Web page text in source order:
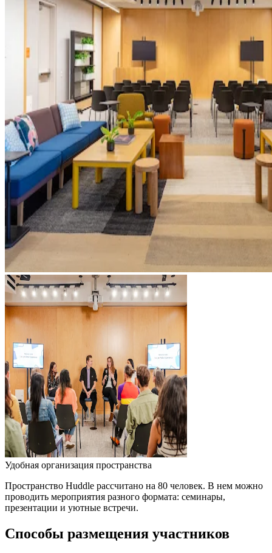
Удобная организация пространства
Пространство Huddle рассчитано на 80 человек. В нем можно
проводить мероприятия разного формата: семинары,
презентации и уютные встречи.
Способы размещения участников